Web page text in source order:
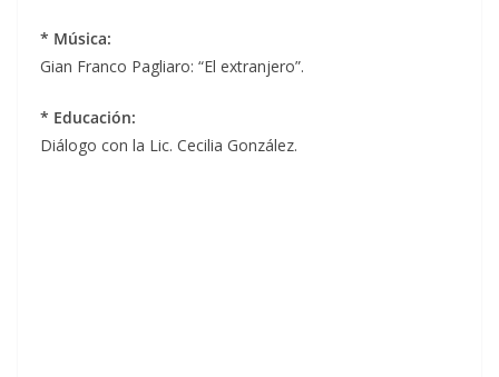
* Música:
Gian Franco Pagliaro: “El extranjero”.
* Educación:
Diálogo con la Lic. Cecilia González.